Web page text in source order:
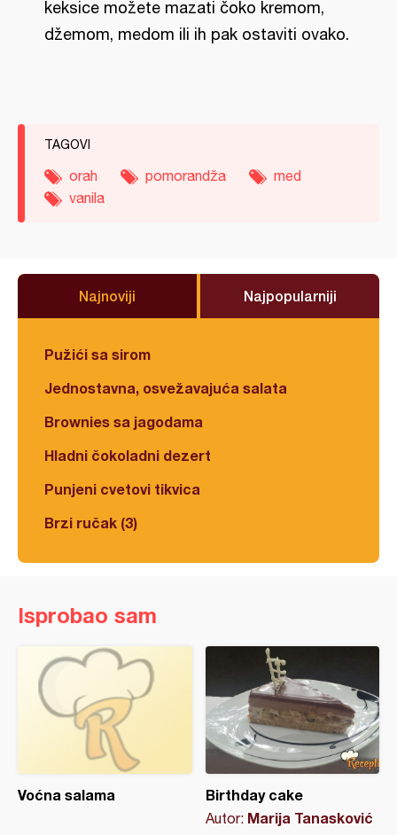
keksice možete mazati čoko kremom,
džemom, medom ili ih pak ostaviti ovako.
TAGOVI
orah pomorandža
med
vanila
Najnoviji Najpopularniji
Pužići sa sirom
Jednostavna, osvežavajuća salata
Brownies sa jagodama
Hladni čokoladni dezert
Punjeni cvetovi tikvica
Brzi ručak (3)
Isprobao sam
Voćna salama Birthday cake
Autor: Marija Tanasković